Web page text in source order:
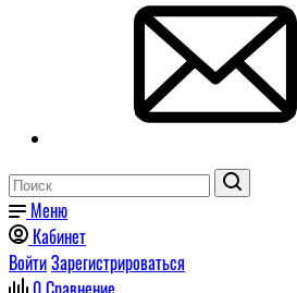
Меню
Кабинет
ВойтиЗарегистрироваться